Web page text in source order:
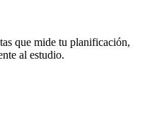
que mide tu planificación,
al estudio.